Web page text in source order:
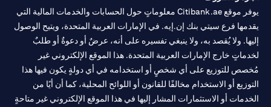
يوفر موقع Citibank.ae معلوماتٍ حول الحسابات والخدمات المالية التي
يقدمها فرع سيتي بنك إن.إيه. في الإمارات العربية المتحدة، ويتيح الوصول
إليها. ولا يُقصد به، ولا ينبغي تفسيره على أنه، عرضٌ أو دعوةٌ أو طلبٌ
لخدماتٍ خارج الإمارات العربية المتحدة. هذا الموقع الإلكتروني غير
مُخصص للتوزيع على أي شخصٍ أو استخدامه في أي دولةٍ يكون فيها هذا
التوزيع أو الاستخدام مخالفًا للقانون أو اللوائح المحلية، كما أن أيًا من
الخدمات أو الاستثمارات المشار إليها في هذا الموقع الإلكتروني غير متاحةٍ